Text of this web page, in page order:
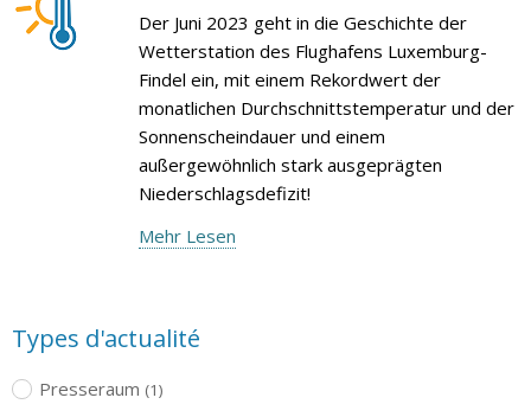
Der Juni 2023 geht in die Geschichte der
Wetterstation des Flughafens Luxemburg-
Findel ein, mit einem Rekordwert der
monatlichen Durchschnittstemperatur und der
Sonnenscheindauer und einem
außergewöhnlich stark ausgeprägten
Niederschlagsdefizit!
Mehr Lesen
Types d'actualité
Presseraum (1)